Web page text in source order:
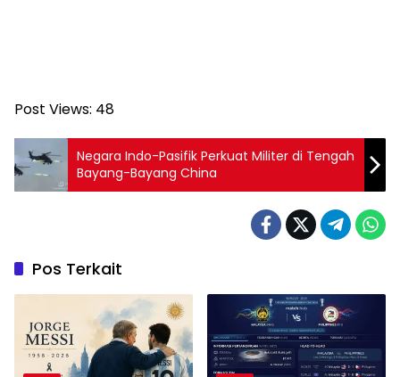
Post Views: 48
Negara Indo-Pasifik Perkuat Militer di Tengah
Bayang-Bayang China
Pos Terkait